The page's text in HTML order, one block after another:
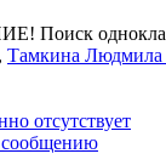
, Тамкина
отсутствует
сообщению